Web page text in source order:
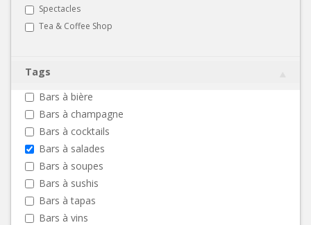
Spectacles
Tea & Coffee Shop
Tags
Bars à bière
Bars à champagne
Bars à cocktails
Bars à salades
Bars à soupes
Bars à sushis
Bars à tapas
Bars à vins